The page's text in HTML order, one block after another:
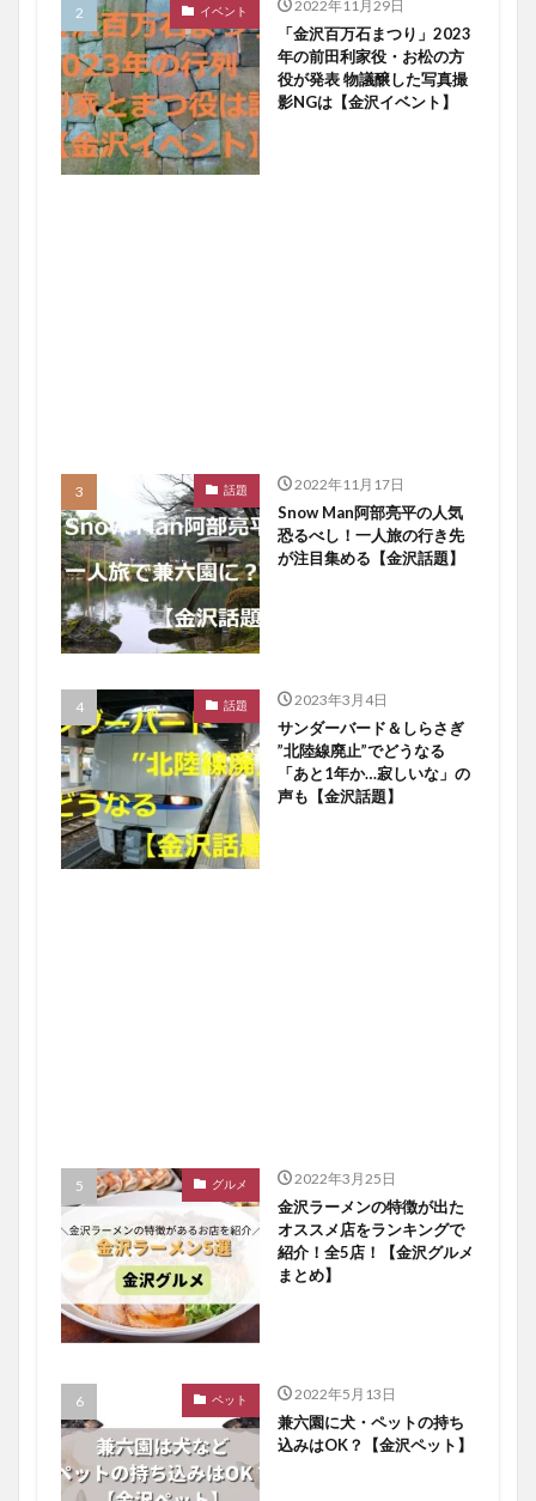
イベント 2022年11月29日
「金沢百万石まつり」2023
年の前田利家役・お松の方
役が発表 物議醸した写真撮
影NGは【金沢イベント】
話題 2022年11月17日
Snow Man阿部亮平の人気
恐るべし！一人旅の行き先
が注目集める【金沢話題】
話題 2023年3月4日
サンダーバード＆しらさぎ
”北陸線廃止”でどうなる
「あと1年か…寂しいな」の
声も【金沢話題】
グルメ 2022年3月25日
金沢ラーメンの特徴が出た
オススメ店をランキングで
紹介！全5店！【金沢グルメ
まとめ】
ペット 2022年5月13日
兼六園に犬・ペットの持ち
込みはOK？【金沢ペット】